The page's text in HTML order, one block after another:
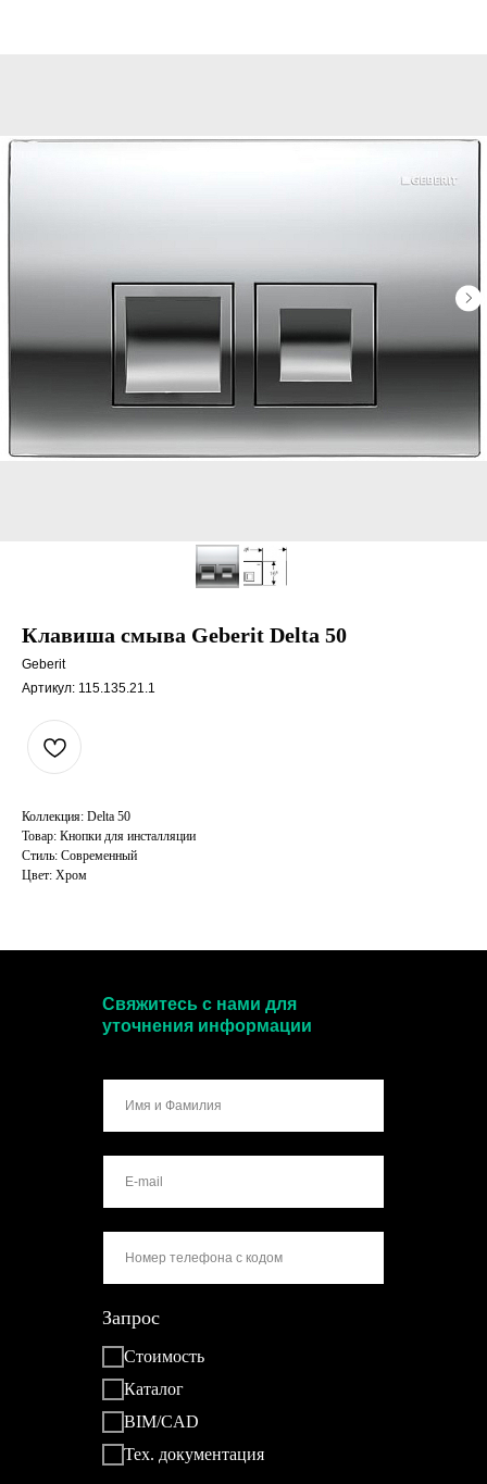
Клавиша смыва Geberit Delta 50
Geberit
Артикул: 115.135.21.1
Коллекция: Delta 50
Товар: Кнопки для инсталляции
Стиль: Современный
Цвет: Хром
Запрос
Стоимость
Каталог
BIM/CAD
Тех. документация
Свяжитесь с нами для
уточнения информации